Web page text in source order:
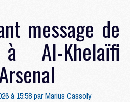
message de
à Al-Khelaïfi
à 15:58 parMarius Cassoly